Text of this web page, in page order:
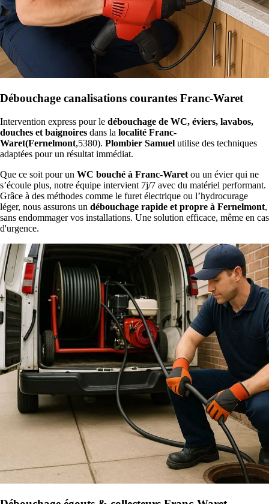
Débouchage canalisations courantes Franc-Waret
Intervention express pour le débouchage de WC, éviers, lavabos,
douches et baignoires dans la localité Franc-
Waret(Fernelmont,5380). Plombier Samuel utilise des techniques
adaptées pour un résultat immédiat.
Que ce soit pour un WC bouché à Franc-Waret ou un évier qui ne
s’écoule plus, notre équipe intervient 7j/7 avec du matériel performant.
Grâce à des méthodes comme le furet électrique ou l’hydrocurage
léger, nous assurons un débouchage rapide et propre à Fernelmont,
sans endommager vos installations. Une solution efficace, même en cas
d'urgence.